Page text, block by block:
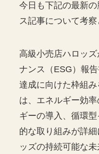
今日も下記の最新
ス記事について考察
高級小売店ハロッ
ナンス（ESG）報
達成に向けた枠組
は、エネルギー効
ギーの導入、循環
的な取り組みが詳
ッズの持続可能な